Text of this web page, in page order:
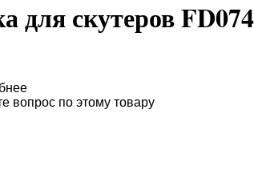
для скутеров
вопрос по этому товару